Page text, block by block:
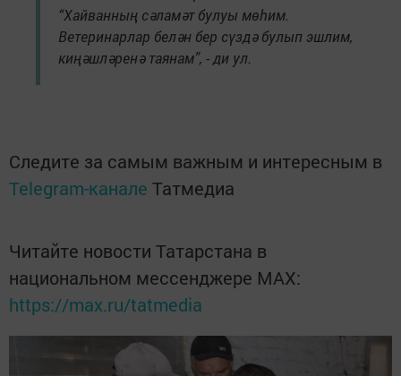
“Хайванның сәламәт булуы мөһим.
Ветеринарлар белән бер сүздә булып эшлим,
киңәшләренә таянам”, - ди ул.
Следите за самым важным и интересным в
Telegram-канале Татмедиа
Читайте новости Татарстана в
национальном мессенджере MАХ:
https://max.ru/tatmedia